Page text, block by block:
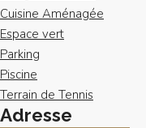
Cuisine Aménagée
Espace vert
Parking
Piscine
Terrain de Tennis
Adresse